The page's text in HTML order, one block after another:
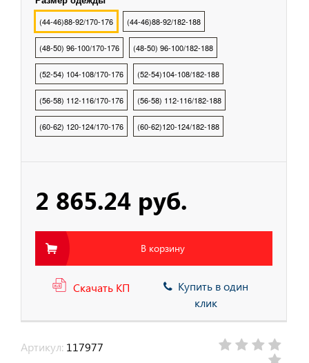
Защиты Рук
Защиты
защиты от
с высоты
(44-46)88-92/170-176 (44-46)88-92/182-188
(48-50) 96-100/170-176 (48-50) 96-100/182-188
(52-54) 104-108/170-176 (52-54)104-108/182-188
(56-58) 112-116/170-176 (56-58) 112-116/182-188
(60-62) 120-124/170-176 (60-62)120-124/182-188
2 865.24 руб.
В корзину
Скачать КП
Купить в один
клик
Артикул: 117977